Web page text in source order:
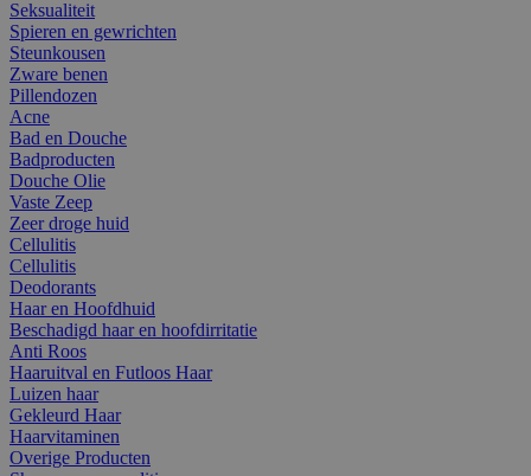
Seksualiteit
Spieren en gewrichten
Steunkousen
Zware benen
Pillendozen
Acne
Bad en Douche
Badproducten
Douche Olie
Vaste Zeep
Zeer droge huid
Cellulitis
Cellulitis
Deodorants
Haar en Hoofdhuid
Beschadigd haar en hoofdirritatie
Anti Roos
Haaruitval en Futloos Haar
Luizen haar
Gekleurd Haar
Haarvitaminen
Overige Producten